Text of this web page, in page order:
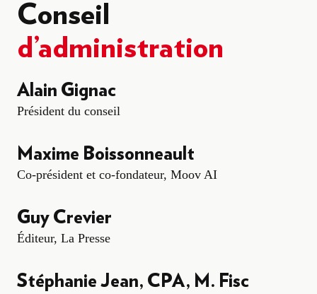
Conseil
d’administration
Alain Gignac
Président du conseil
Maxime Boissonneault
Co-président et co-fondateur, Moov AI
Guy Crevier
Éditeur, La Presse
Stéphanie Jean, CPA, M. Fisc